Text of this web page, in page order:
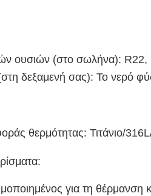
ουσιών (στο σωλήνα):
δεξαμενή σας): Το νερό
θερμότητας: Τιτάνιο/
για τη θέρμανση